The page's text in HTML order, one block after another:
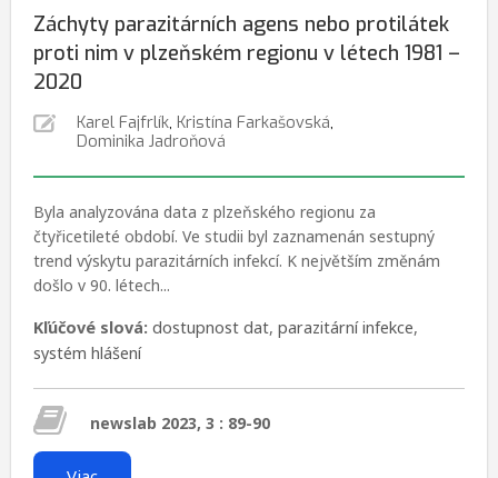
Záchyty parazitárních agens nebo protilátek
proti nim v plzeňském regionu v létech 1981 –
2020
Karel Fajfrlík, Kristína Farkašovská,
Dominika Jadroňová
Byla analyzována data z plzeňského regionu za
čtyřicetileté období. Ve studii byl zaznamenán sestupný
trend výskytu parazitárních infekcí. K největším změnám
došlo v 90. létech...
Kľúčové slová: dostupnost dat,parazitární infekce,
systém hlášení
newslab 2023, 3 : 89-90